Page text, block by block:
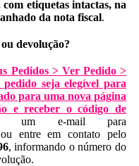
com etiquetas intactas, na
da nota fiscal.
devolução?
Pedidos > Ver Pedido >
seja elegível para
para uma nova página
e receber o código de
um e-mail para
ou entre em contato pelo
, informando o número do